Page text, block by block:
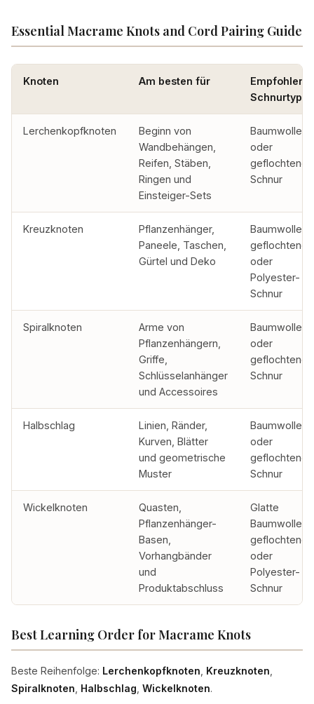
Essential Macrame Knots and Cord Pairing Guide
Knoten Am besten für
Schnurtyp
Lerchenkopfknoten
Beginn von
Wandbehängen,
Reifen, Stäben,
Ringen und
Einsteiger-Sets
Baumwolle
oder
geflochtene
Schnur
Kreuzknoten
Pflanzenhänger,
Paneele, Taschen,
Gürtel und Deko
Baumwolle,
geflochtene
oder
Polyester-
Schnur
Spiralknoten
Arme von
Pflanzenhängern,
Griffe,
Schlüsselanhänger
und Accessoires
Baumwolle
oder
geflochtene
Schnur
Halbschlag
Linien, Ränder,
Kurven, Blätter
und geometrische
Muster
Baumwolle
oder
geflochtene
Schnur
Wickelknoten
Quasten,
Pflanzenhänger-
Basen,
Vorhangbänder
und
Produktabschluss
Glatte
Baumwolle,
geflochtene
oder
Polyester-
Schnur
Best Learning Order for Macrame Knots
Beste Reihenfolge: Lerchenkopfknoten Kreuzknoten
Spiralknoten Halbschlag Wickelknoten.